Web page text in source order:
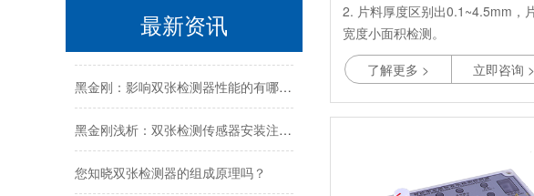
最新资讯
2. 片料厚度区别出0.1~4.5mm，
宽度小面积检测。
3. 高速检测度可达到1200次/分钟
间5毫秒，极速反应。
4. 采用全进口原配件，出厂前严
测，品质更保障。
6. 耐脏抗震、不受油污、灰尘或温
了解更多 > 立即咨询 >